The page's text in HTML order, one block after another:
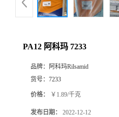
厅
PA12 阿科玛 7233
品牌：
阿科玛Rilsamid
货号： 7233
价格： ￥1.89/千克
发布日期： 2022-12-12